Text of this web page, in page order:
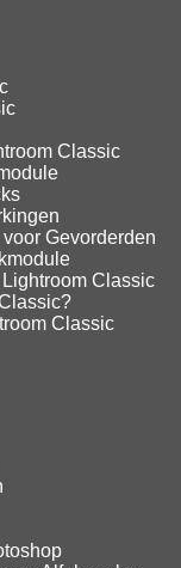
Classic
Gevorderden
Classic
Classic